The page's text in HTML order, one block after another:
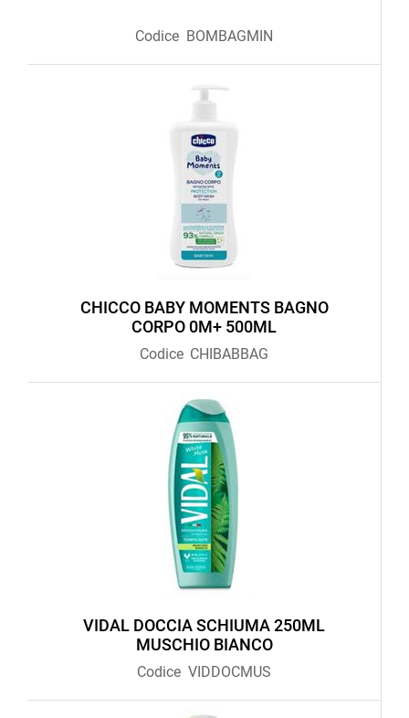
Codice BOMBAGMIN
CHICCO BABY MOMENTS BAGNO
CORPO 0M+ 500ML
Codice CHIBABBAG
VIDAL DOCCIA SCHIUMA 250ML
MUSCHIO BIANCO
Codice VIDDOCMUS